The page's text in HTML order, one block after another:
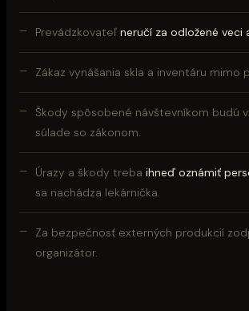
Prevádzkovateľ neručí za odložené veci
Zákaz vynášania skla a inventáru mimo
Škody spôsobené návštevníkom budú
súlade so zákonom.
Úrazy a škody treba ihneď oznámiť
sa nachádza lekárnička.
Za bezpečnosť externých produkcií
organizátor.